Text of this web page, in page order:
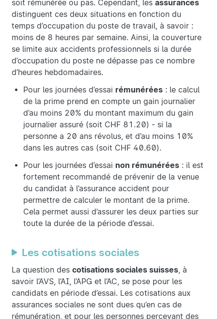
soit rémunérée ou pas. Cependant, les assurances
distinguent ces deux situations en fonction du
temps d’occupation du poste de travail, à savoir :
moins de 8 heures par semaine. Ainsi, la couverture
se limite aux accidents professionnels si la durée
d’occupation du poste ne dépasse pas ce nombre
d’heures hebdomadaires.
Pour les journées d’essai rémunérées : le calcul
de la prime prend en compte un gain journalier
d’au moins 20% du montant maximum du gain
journalier assuré (soit CHF 81.20) - si la
personne a 20 ans révolus, et d’au moins 10%
dans les autres cas (soit CHF 40.60).
Pour les journées d’essai non rémunérées : il est
fortement recommandé de prévenir de la venue
du candidat à l’assurance accident pour
permettre de calculer le montant de la prime.
Cela permet aussi d’assurer les deux parties sur
toute la durée de la période d’essai.
Les cotisations sociales
La question des cotisations sociales suisses, à
savoir l’AVS, l’AI, l’APG et l’AC, se pose pour les
candidats en période d’essai. Les cotisations aux
assurances sociales ne sont dues qu’en cas de
rémunération, et pour les personnes percevant des